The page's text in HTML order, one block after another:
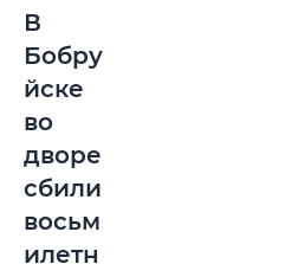
В
Бобру
йске
во
дворе
сбили
восьм
илетн